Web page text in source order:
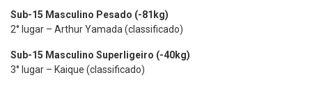
Sub-15 Masculino Pesado (-81kg)
2° lugar – Arthur Yamada (classificado)
Sub-15 Masculino Superligeiro (-40kg)
3° lugar – Kaique (classificado)